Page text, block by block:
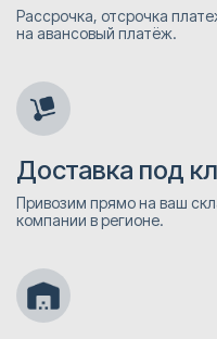
Рассрочка, отсрочка
на авансовый платёж.
Доставка под
Привозим прямо на ваш
компании в регионе.